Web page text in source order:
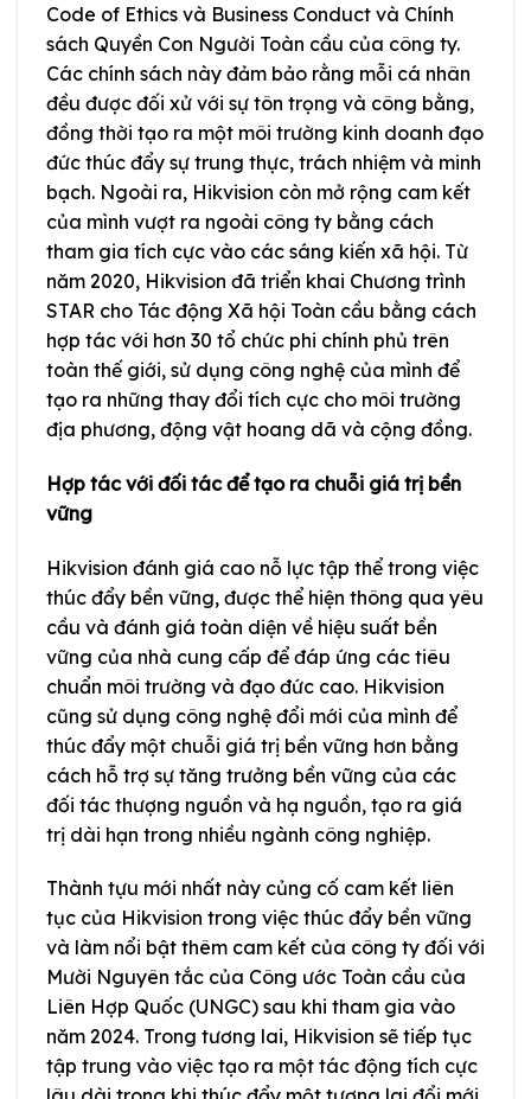
Code of Ethics và Business Conduct và Chính
sách Quyền Con Người Toàn cầu của công ty.
Các chính sách này đảm bảo rằng mỗi cá nhân
đều được đối xử với sự tôn trọng và công bằng,
đồng thời tạo ra một môi trường kinh doanh đạo
đức thúc đẩy sự trung thực, trách nhiệm và minh
bạch. Ngoài ra, Hikvision còn mở rộng cam kết
của mình vượt ra ngoài công ty bằng cách
tham gia tích cực vào các sáng kiến xã hội. Từ
năm 2020, Hikvision đã triển khai Chương trình
STAR cho Tác động Xã hội Toàn cầu bằng cách
hợp tác với hơn 30 tổ chức phi chính phủ trên
toàn thế giới, sử dụng công nghệ của mình để
tạo ra những thay đổi tích cực cho môi trường
địa phương, động vật hoang dã và cộng đồng.
Hợp tác với đối tác để tạo ra chuỗi giá trị bền
vững
Hikvision đánh giá cao nỗ lực tập thể trong việc
thúc đẩy bền vững, được thể hiện thông qua yêu
cầu và đánh giá toàn diện về hiệu suất bền
vững của nhà cung cấp để đáp ứng các tiêu
chuẩn môi trường và đạo đức cao. Hikvision
cũng sử dụng công nghệ đổi mới của mình để
thúc đẩy một chuỗi giá trị bền vững hơn bằng
cách hỗ trợ sự tăng trưởng bền vững của các
đối tác thượng nguồn và hạ nguồn, tạo ra giá
trị dài hạn trong nhiều ngành công nghiệp.
Thành tựu mới nhất này củng cố cam kết liên
tục của Hikvision trong việc thúc đẩy bền vững
và làm nổi bật thêm cam kết của công ty đối với
Mười Nguyên tắc của Công ước Toàn cầu của
Liên Hợp Quốc (UNGC) sau khi tham gia vào
năm 2024. Trong tương lai, Hikvision sẽ tiếp tục
tập trung vào việc tạo ra một tác động tích cực